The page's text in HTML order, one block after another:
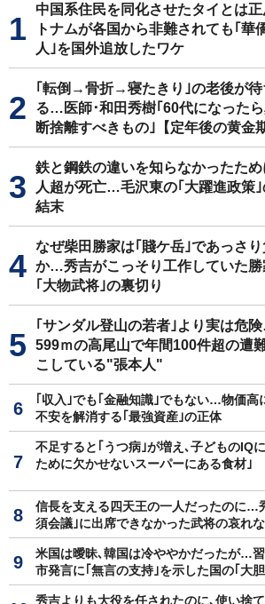
中国系住民を同化させたタイとは
トナムが各国から非難されても｢華
人｣を国外追放したワケ
｢転倒→骨折→寝たきり｣の老後が待
る…医師･和田秀樹｢60代になった
断捨離すべきもの｣【定年後の黄金
鉄と鋼鉄の違いを知らなかったた
人超が死亡…毛沢東の｢大躍進政策
結末
なぜ柴田勝家は｢賤ケ岳｣であっさ
か…秀吉がこっそり工作していた勝
｢大物武将｣の裏切り
｢サンダル登山の若者｣より実は危
599ｍの高尾山で年間100件超の遭
こしている"張本人"
｢収入｣でも｢金融知識｣でもない…物価高
不安を解消する｢最強資産｣の正体
不足すると｢うつ病｣が増え､子どものIQ
ために欠かせないスーパーにある食材｣
信長を支える四天王の一人だったのに…
須会議｣に出席できなかった武将の哀れ
米国は曖昧､韓国は冷ややかだったが…
市発言に｢無言の支持｣を示した国の｢大
秀吉よりも大役を任されたのに､使い捨